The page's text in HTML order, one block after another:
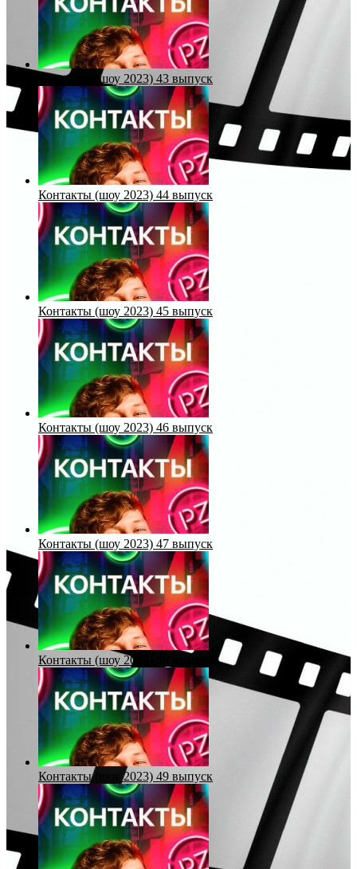
Контакты (шоу 2023) 43 выпуск
Контакты (шоу 2023) 44 выпуск
Контакты (шоу 2023) 45 выпуск
Контакты (шоу 2023) 46 выпуск
Контакты (шоу 2023) 47 выпуск
Контакты (шоу 2023) 48 выпуск
Контакты (шоу 2023) 49 выпуск